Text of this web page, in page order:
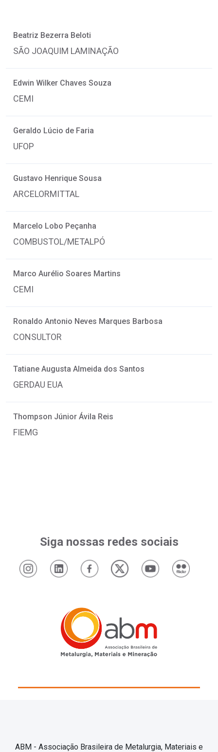
Beatriz Bezerra Beloti
SÃO JOAQUIM LAMINAÇÃO
Edwin Wilker Chaves Souza
CEMI
Geraldo Lúcio de Faria
UFOP
Gustavo Henrique Sousa
ARCELORMITTAL
Marcelo Lobo Peçanha
COMBUSTOL/METALPÓ
Marco Aurélio Soares Martins
CEMI
Ronaldo Antonio Neves Marques Barbosa
CONSULTOR
Tatiane Augusta Almeida dos Santos
GERDAU EUA
Thompson Júnior Ávila Reis
FIEMG
Siga nossas redes sociais
ABM - Associação Brasileira de Metalurgia, Materiais e